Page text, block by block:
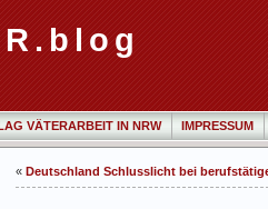
VÄTERARBEIT IN NRW IMPRESSUM
« Deutschland Schlusslicht bei